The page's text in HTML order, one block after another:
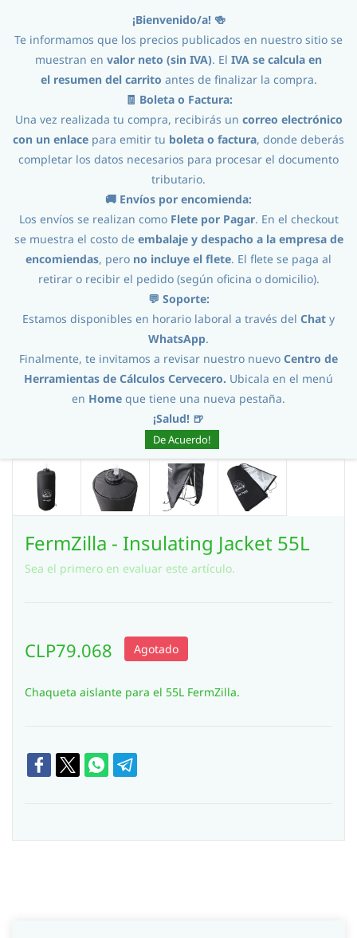
Equipos Fermentación // FermZilla
FermZilla - Insulating Jacket 55L
FermZilla - Insulating Jacket 55L
Sea el primero en evaluar este artículo.
CLP79.068 Agotado
Chaqueta aislante para el 55L FermZilla.
¡Bienvenido/a! 🍻
Te informamos que los precios publicados en nuestro sitio se
muestran en valor neto (sin IVA). El IVA se calcula en
el resumen del carrito antes de finalizar la compra.
🧾 Boleta o Factura:
Una vez realizada tu compra, recibirás un correo electrónico
con un enlace para emitir tu boleta o factura, donde deberás
completar los datos necesarios para procesar el documento
tributario.
🚚 Envíos por encomienda:
Los envíos se realizan como Flete por Pagar. En el checkout
se muestra el costo de embalaje y despacho a la empresa de
encomiendas, pero no incluye el flete. El flete se paga al
retirar o recibir el pedido (según oficina o domicilio).
💬 Soporte:
Estamos disponibles en horario laboral a través del Chat y
WhatsApp.
Finalmente, te invitamos a revisar nuestro nuevo Centro de
Herramientas de Cálculos Cervecero. Ubicala en el menú
en Home que tiene una nueva pestaña.
¡Salud! 🍺
De Acuerdo!